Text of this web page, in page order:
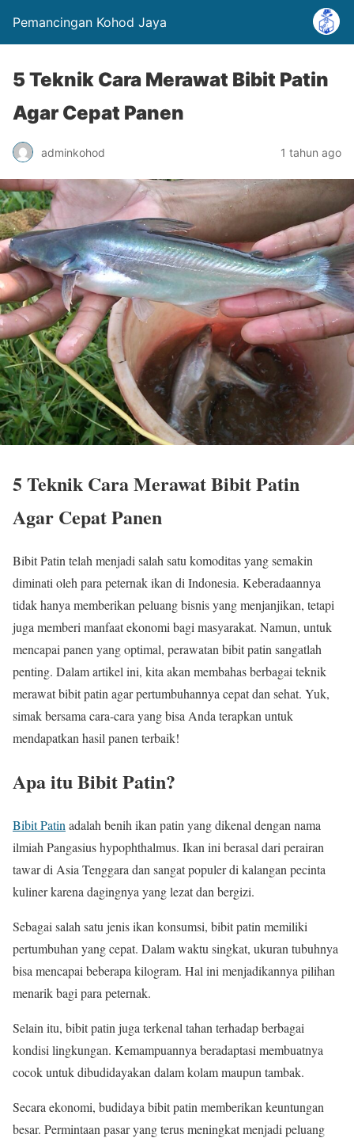
Pemancingan Kohod Jaya
5 Teknik Cara Merawat Bibit Patin
Agar Cepat Panen
adminkohod 1 tahun ago
5 Teknik Cara Merawat Bibit Patin
Agar Cepat Panen
Bibit Patin telah menjadi salah satu komoditas yang semakin
diminati oleh para peternak ikan di Indonesia. Keberadaannya
tidak hanya memberikan peluang bisnis yang menjanjikan, tetapi
juga memberi manfaat ekonomi bagi masyarakat. Namun, untuk
mencapai panen yang optimal, perawatan bibit patin sangatlah
penting. Dalam artikel ini, kita akan membahas berbagai teknik
merawat bibit patin agar pertumbuhannya cepat dan sehat. Yuk,
simak bersama cara-cara yang bisa Anda terapkan untuk
mendapatkan hasil panen terbaik!
Apa itu Bibit Patin?
Bibit Patin adalah benih ikan patin yang dikenal dengan nama
ilmiah Pangasius hypophthalmus. Ikan ini berasal dari perairan
tawar di Asia Tenggara dan sangat populer di kalangan pecinta
kuliner karena dagingnya yang lezat dan bergizi.
Sebagai salah satu jenis ikan konsumsi, bibit patin memiliki
pertumbuhan yang cepat. Dalam waktu singkat, ukuran tubuhnya
bisa mencapai beberapa kilogram. Hal ini menjadikannya pilihan
menarik bagi para peternak.
Selain itu, bibit patin juga terkenal tahan terhadap berbagai
kondisi lingkungan. Kemampuannya beradaptasi membuatnya
cocok untuk dibudidayakan dalam kolam maupun tambak.
Secara ekonomi, budidaya bibit patin memberikan keuntungan
besar. Permintaan pasar yang terus meningkat menjadi peluang